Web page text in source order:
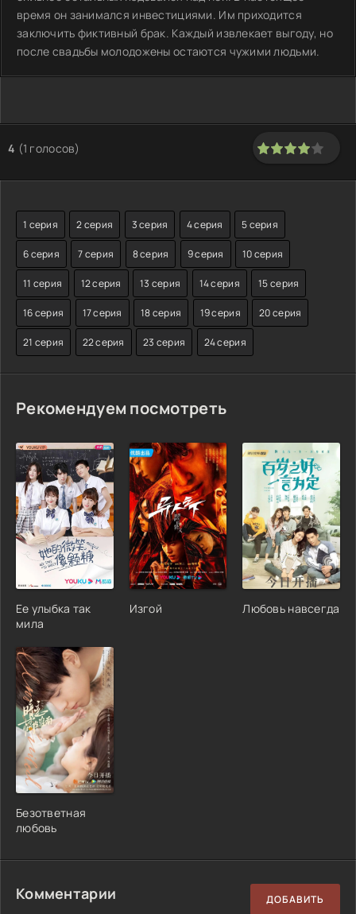
время он занимался инвестициями. Им приходится
заключить фиктивный брак. Каждый извлекает выгоду, но
после свадьбы молодожены остаются чужими людьми.
4 (1 голосов)
1 серия 2 серия 3 серия 4 серия 5 серия
6 серия 7 серия 8 серия 9 серия 10 серия
11 серия 12 серия 13 серия 14 серия 15 серия
16 серия 17 серия 18 серия 19 серия 20 серия
21 серия 22 серия 23 серия 24 серия
Рекомендуем посмотреть
Ее улыбка так
мила
Изгой Любовь навсегда
Безответная
любовь
Комментарии ДОБАВИТЬ